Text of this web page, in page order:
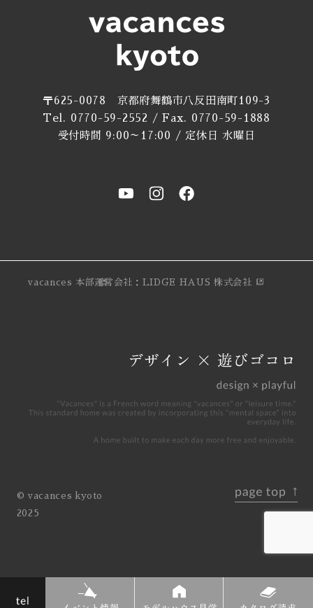
〒625-0078 京都府舞鶴市八反田南町109-3
Tel. 0770-59-2552 / Fax. 0770-59-1888
受付時間 9:00～17:00 / 定休日 水曜日
vacances 本部運営会社：LIDGE HAUS 株式会社
© vacances kyoto
2025